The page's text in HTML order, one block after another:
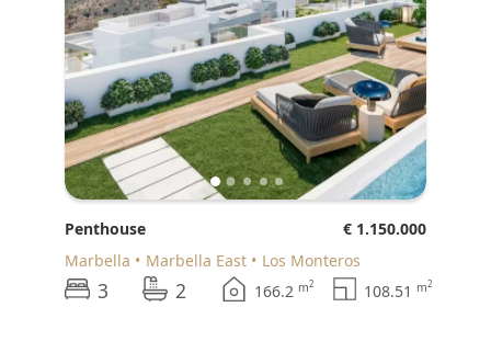
Penthouse
€ 1.150.000
Marbella
Marbella East Los Monteros
3 2 166.2 m2 108.51 m2